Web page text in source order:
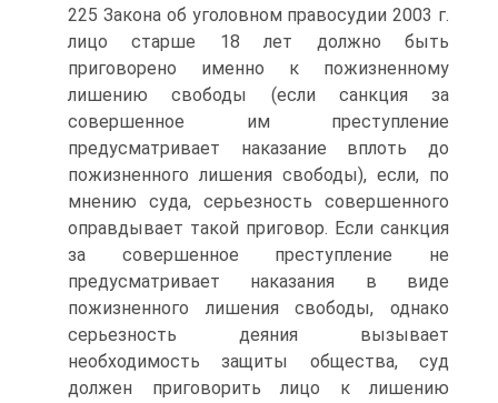
225 Закона об уголовном правосудии 2003 г.
лицо старше 18 лет должно быть
приговорено именно к пожизненному
лишению свободы (если санкция за
совершенное им преступление
предусматривает наказание вплоть до
пожизненного лишения свободы), если, по
мнению суда, серьезность совершенного
оправдывает такой приговор. Если санкция
за совершенное преступление не
предусматривает наказания в виде
пожизненного лишения свободы, однако
серьезность деяния вызывает
необходимость защиты общества, суд
должен приговорить лицо к лишению